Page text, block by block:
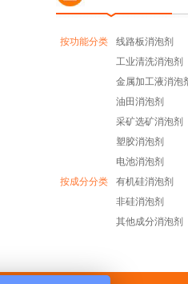
按功能分类 线路板消泡剂
工业清洗消泡剂
金属加工液消泡
油田消泡剂
采矿选矿消泡剂
塑胶消泡剂
电池消泡剂
按成分分类
有机硅消泡剂
非硅消泡剂
其他成分消泡剂